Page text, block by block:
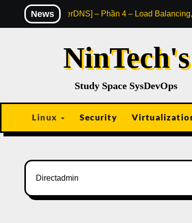
News[PowerDNS] – Phần 4 – Load
NinTech's
Study Space SysDevOps
Linux Security
Directadmin